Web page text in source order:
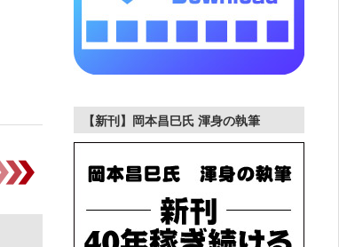
【新刊】岡本昌巳氏 渾身の執筆